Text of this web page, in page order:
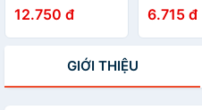
Kim New Chất
Lượng Số Một
Chống Mồ Hôi
Tay Chống Rít
12.750 đ
Cacbon -
Nhạy
Liên
6.715 đ
GIỚI THIỆU